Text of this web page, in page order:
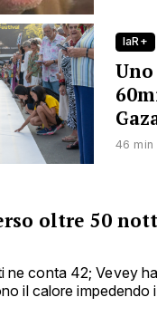
laR+
46 min
oltre 50
ne conta 42; Vevey
il calore